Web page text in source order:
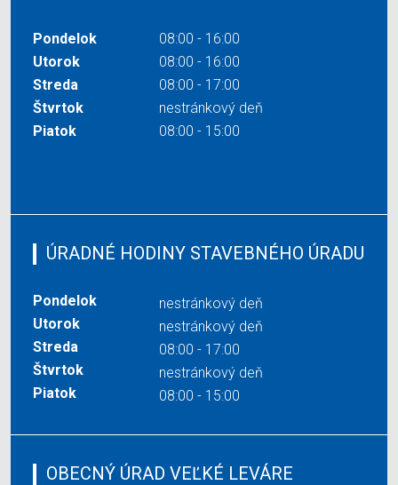
Pondelok
08:00 - 16:00
Utorok
08:00 - 16:00
Streda
08:00 - 17:00
Štvrtok
nestránkový deň
Piatok
08:00 - 15:00
ÚRADNÉ HODINY STAVEBNÉHO ÚRADU
Pondelok
nestránkový deň
Utorok
nestránkový deň
Streda
08:00 - 17:00
Štvrtok
nestránkový deň
Piatok
08:00 - 15:00
OBECNÝ ÚRAD VEĽKÉ LEVÁRE